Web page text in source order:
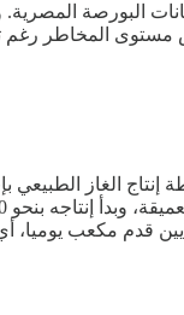
وسندات الخزانة المحلية عبر السوق الثانوي صافي
بما يعكس نظرة المستثمرين